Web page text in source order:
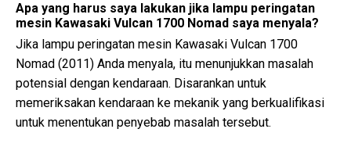
Apa yang harus saya lakukan jika lampu peringatan
mesin Kawasaki Vulcan 1700 Nomad saya menyala?
Jika lampu peringatan mesin Kawasaki Vulcan 1700
Nomad (2011) Anda menyala, itu menunjukkan masalah
potensial dengan kendaraan. Disarankan untuk
memeriksakan kendaraan ke mekanik yang berkualifikasi
untuk menentukan penyebab masalah tersebut.